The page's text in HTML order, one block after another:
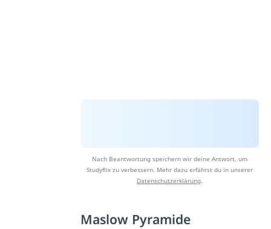
Nach Beantwortung speichern wir deine Antwort, um
Studyflix zu verbessern. Mehr dazu erfährst du in unserer
Datenschutzerklärung
Maslow Pyramide